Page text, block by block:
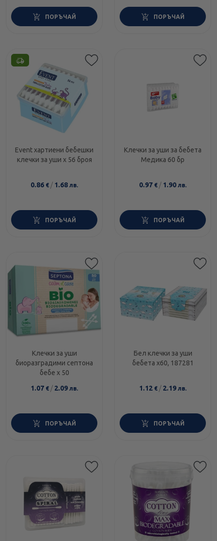
ПОРЪЧАЙ ПОРЪЧАЙ
Event хартиени бебешки
клечки за уши х 56 броя
0.86 € / 1.68 лв.
ПОРЪЧАЙ
Клечки за уши за бебета
Медика 60 бр
0.97 € / 1.90 лв.
ПОРЪЧАЙ
Клечки за уши
биоразградими септона
бебе х 50
1.07 € / 2.09 лв.
ПОРЪЧАЙ
Бел клечки за уши
бебета х60, 187281
1.12 € / 2.19 лв.
ПОРЪЧАЙ